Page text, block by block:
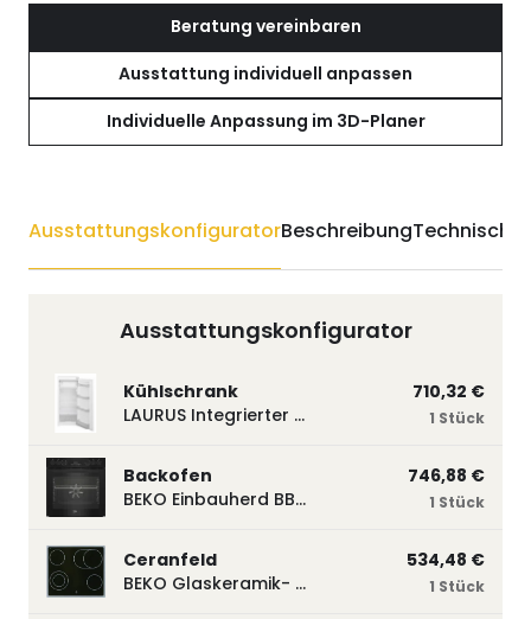
Beratung vereinbaren
Ausstattung individuell anpassen
Individuelle Anpassung im 3D-Planer
AusstattungskonfiguratorBeschreibungTechnische
Ausstattungskonfigurator
Kühlschrank
LAURUS Integrierter Kühlautomat LKG122E LKG122E
710,32 €
1 Stück
Backofen
BEKO Einbauherd BBUM113N2B mit Hydrolyse, Schwarz BBUM113N2B
746,88 €
1 Stück
Ceranfeld
BEKO Glaskeramik- Strahlungskochfeld EH 9641 XHN, herdgebunden EH9641XHN
534,48 €
1 Stück